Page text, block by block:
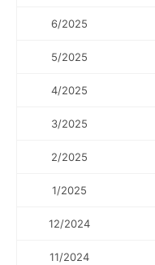
6/2025
5/2025
4/2025
3/2025
2/2025
1/2025
12/2024
11/2024